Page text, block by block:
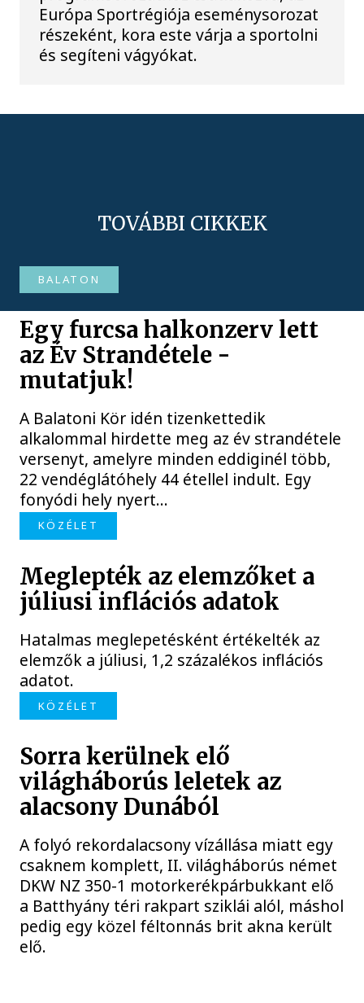
Európa Sportrégiója eseménysorozat
részeként, kora este várja a sportolni
és segíteni vágyókat.
TOVÁBBI CIKKEK
BALATON
Egy furcsa halkonzerv lett
az Év Strandétele -
mutatjuk!
A Balatoni Kör idén tizenkettedik
alkalommal hirdette meg az év strandétele
versenyt, amelyre minden eddiginél több,
22 vendéglátóhely 44 étellel indult. Egy
fonyódi hely nyert...
KÖZÉLET
Meglepték az elemzőket a
júliusi inflációs adatok
Hatalmas meglepetésként értékelték az
elemzők a júliusi, 1,2 százalékos inflációs
adatot.
KÖZÉLET
Sorra kerülnek elő
világháborús leletek az
alacsony Dunából
A folyó rekordalacsony vízállása miatt egy
csaknem komplett, II. világháborús német
DKW NZ 350-1 motorkerékpárbukkant elő
a Batthyány téri rakpart sziklái alól, máshol
pedig egy közel féltonnás brit akna került
elő.